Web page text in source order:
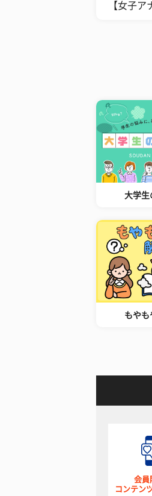
【女子
大学生
もやも
会員
コンテン